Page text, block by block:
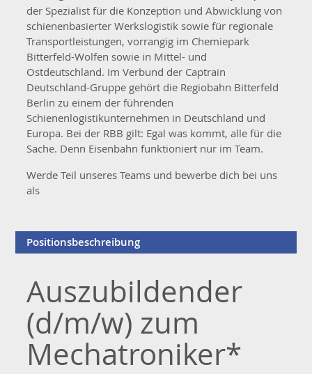
der Spezialist für die Konzeption und Abwicklung von
schienenbasierter Werkslogistik sowie für regionale
Transportleistungen, vorrangig im Chemiepark
Bitterfeld-Wolfen sowie in Mittel- und
Ostdeutschland. Im Verbund der Captrain
Deutschland-Gruppe gehört die Regiobahn Bitterfeld
Berlin zu einem der führenden
Schienenlogistikunternehmen in Deutschland und
Europa. Bei der RBB gilt: Egal was kommt, alle für die
Sache. Denn Eisenbahn funktioniert nur im Team.
Werde Teil unseres Teams und bewerbe dich bei uns
als
Positionsbeschreibung
Auszubildender
(d/m/w) zum
Mechatroniker*